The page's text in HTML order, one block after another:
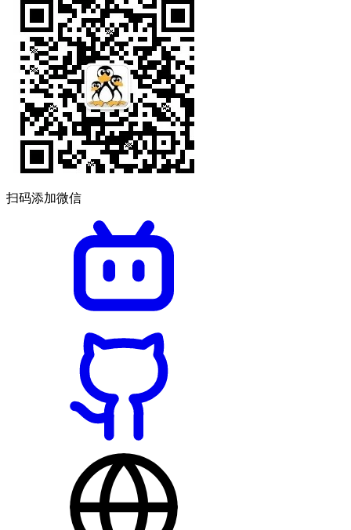
扫码添加微信